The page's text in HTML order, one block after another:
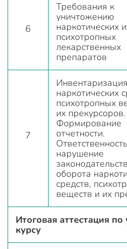
6
Требования к
уничтожению
наркотических и
психотропных
лекарственных
препаратов
7
Инвентаризация
наркотических
психотропных
их прекурсоров.
Формирование
отчетности.
нарушение
оборота
средств,
веществ и их
Итоговая аттестация
курсу